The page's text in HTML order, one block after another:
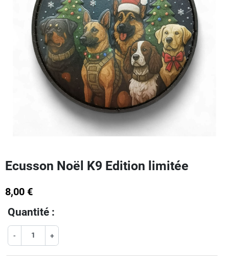
Ecusson Noël K9 Edition limitée
8,00 €
Quantité :
- +